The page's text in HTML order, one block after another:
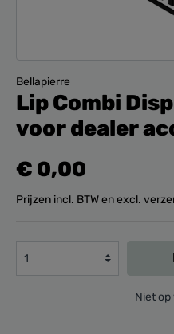
Bellapierre
Lip Combi
voor dealer
€ 0,00
Prijzen incl. BTW en excl.
Niet